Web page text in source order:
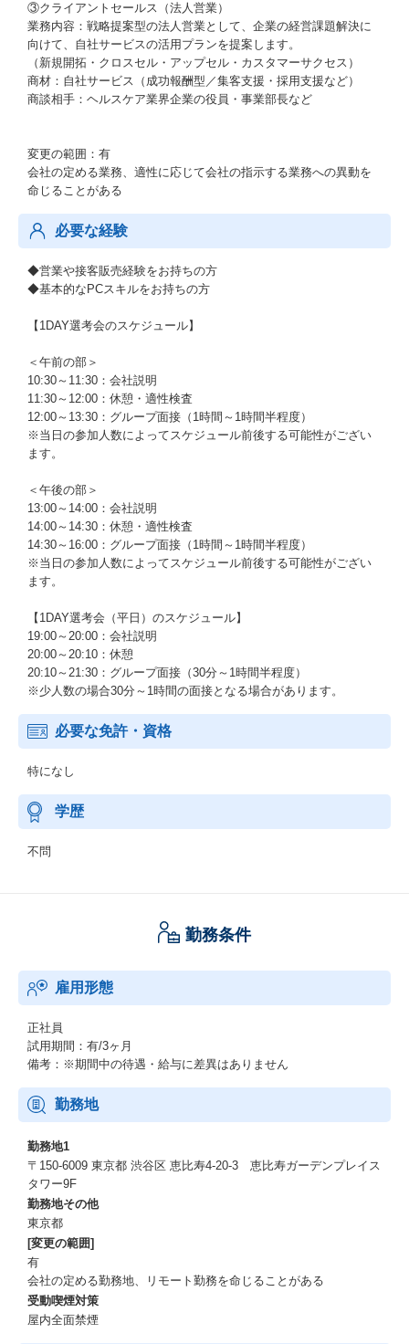
③クライアントセールス（法人営業）
業務内容：戦略提案型の法人営業として、企業の経営課題解決に
向けて、自社サービスの活用プランを提案します。
（新規開拓・クロスセル・アップセル・カスタマーサクセス）
商材：自社サービス（成功報酬型／集客支援・採用支援など）
商談相手：ヘルスケア業界企業の役員・事業部長など
変更の範囲：有
会社の定める業務、適性に応じて会社の指示する業務への異動を
命じることがある
必要な経験
◆営業や接客販売経験をお持ちの方
◆基本的なPCスキルをお持ちの方
【1DAY選考会のスケジュール】
＜午前の部＞
10:30～11:30：会社説明
11:30～12:00：休憩・適性検査
12:00～13:30：グループ面接（1時間～1時間半程度）
※当日の参加人数によってスケジュール前後する可能性がござい
ます。
＜午後の部＞
13:00～14:00：会社説明
14:00～14:30：休憩・適性検査
14:30～16:00：グループ面接（1時間～1時間半程度）
※当日の参加人数によってスケジュール前後する可能性がござい
ます。
【1DAY選考会（平日）のスケジュール】
19:00～20:00：会社説明
20:00～20:10：休憩
20:10～21:30：グループ面接（30分～1時間半程度）
※少人数の場合30分～1時間の面接となる場合があります。
必要な免許・資格
特になし
学歴
不問
勤務条件
雇用形態
正社員
試用期間：有/3ヶ月
備考：※期間中の待遇・給与に差異はありません
勤務地
勤務地1
〒150-6009 東京都 渋谷区 恵比寿4-20-3 恵比寿ガーデンプレイス
タワー9F
勤務地その他
東京都
[変更の範囲]
有
会社の定める勤務地、リモート勤務を命じることがある
受動喫煙対策
屋内全面禁煙